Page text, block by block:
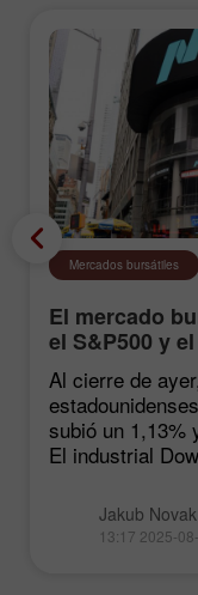
Mercados bursátiles
El mercado
el S&P500 y
fuerza tras
Al cierre de
subió un 1,13%
El industrial
Jakub Novak
13:17 2025-